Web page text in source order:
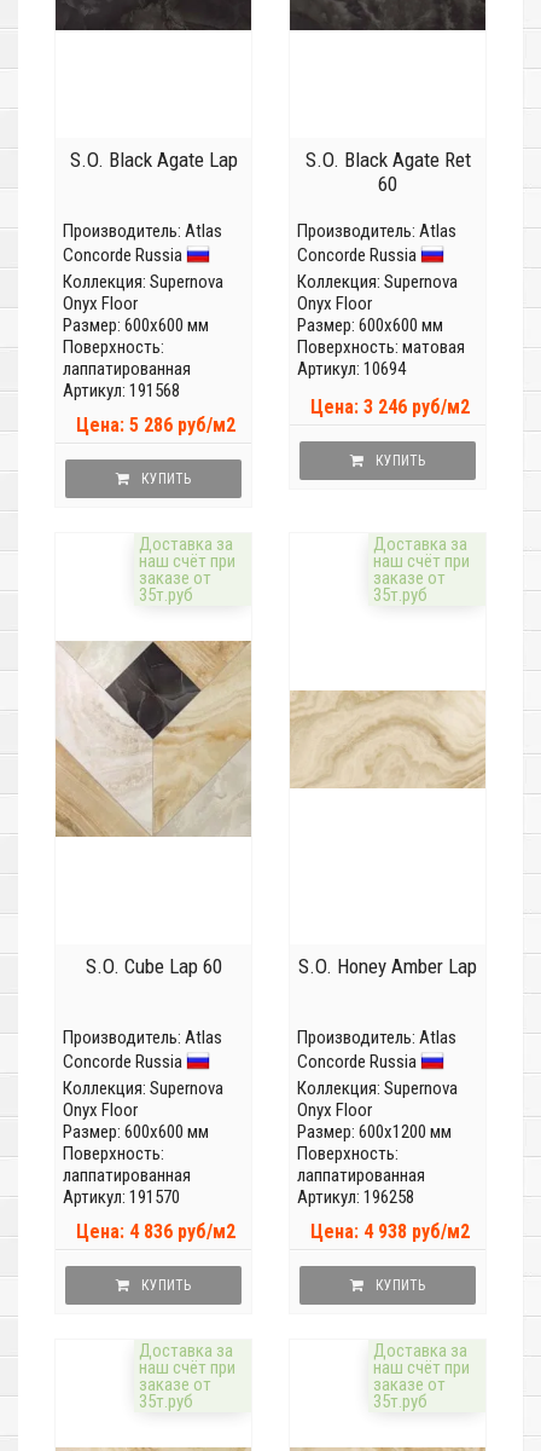
S.O. Black Agate Lap
Производитель: Atlas
Concorde Russia
Коллекция: Supernova
Onyx Floor
Размер: 600x600 мм
Поверхность:
лаппатированная
Артикул: 191568
Цена: 5 286 руб/м2
КУПИТЬ
S.O. Black Agate Ret
60
Производитель: Atlas
Concorde Russia
Коллекция: Supernova
Onyx Floor
Размер: 600x600 мм
Поверхность: матовая
Артикул: 10694
Цена: 3 246 руб/м2
КУПИТЬ
Доставка за
наш счёт при
заказе от
35т.руб
S.O. Cube Lap 60
Производитель: Atlas
Concorde Russia
Коллекция: Supernova
Onyx Floor
Размер: 600x600 мм
Поверхность:
лаппатированная
Артикул: 191570
Цена: 4 836 руб/м2
КУПИТЬ
Доставка за
наш счёт при
заказе от
35т.руб
S.O. Honey Amber Lap
Производитель: Atlas
Concorde Russia
Коллекция: Supernova
Onyx Floor
Размер: 600x1200 мм
Поверхность:
лаппатированная
Артикул: 196258
Цена: 4 938 руб/м2
КУПИТЬ
Доставка за
наш счёт при
заказе от
35т.руб
Доставка за
наш счёт при
заказе от
35т.руб